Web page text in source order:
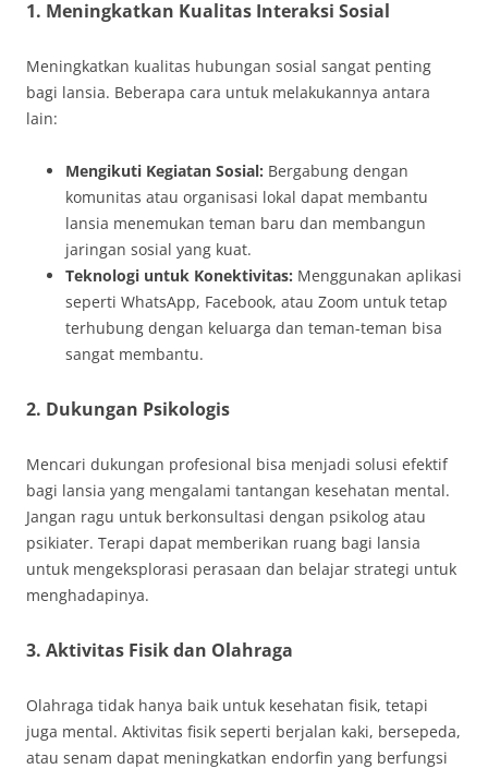
1. Meningkatkan Kualitas Interaksi Sosial
Meningkatkan kualitas hubungan sosial sangat penting
bagi lansia. Beberapa cara untuk melakukannya antara
lain:
Mengikuti Kegiatan Sosial: Bergabung dengan
komunitas atau organisasi lokal dapat membantu
lansia menemukan teman baru dan membangun
jaringan sosial yang kuat.
Teknologi untuk Konektivitas: Menggunakan aplikasi
seperti WhatsApp, Facebook, atau Zoom untuk tetap
terhubung dengan keluarga dan teman-teman bisa
sangat membantu.
2. Dukungan Psikologis
Mencari dukungan profesional bisa menjadi solusi efektif
bagi lansia yang mengalami tantangan kesehatan mental.
Jangan ragu untuk berkonsultasi dengan psikolog atau
psikiater. Terapi dapat memberikan ruang bagi lansia
untuk mengeksplorasi perasaan dan belajar strategi untuk
menghadapinya.
3. Aktivitas Fisik dan Olahraga
Olahraga tidak hanya baik untuk kesehatan fisik, tetapi
juga mental. Aktivitas fisik seperti berjalan kaki, bersepeda,
atau senam dapat meningkatkan endorfin yang berfungsi